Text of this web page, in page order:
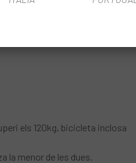
els 120kg, bicicleta inclosa
la menor de les dues.